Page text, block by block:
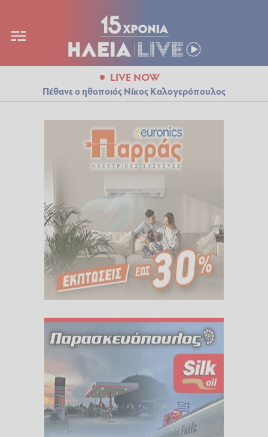
LIVE NOW
Πέθανε ο ηθοποιός Νίκος Καλογερόπουλος